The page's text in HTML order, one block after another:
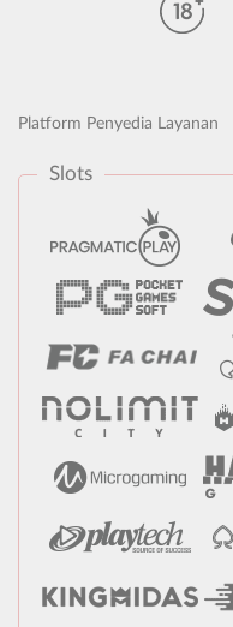
Platform Penyedia Layanan
Slots